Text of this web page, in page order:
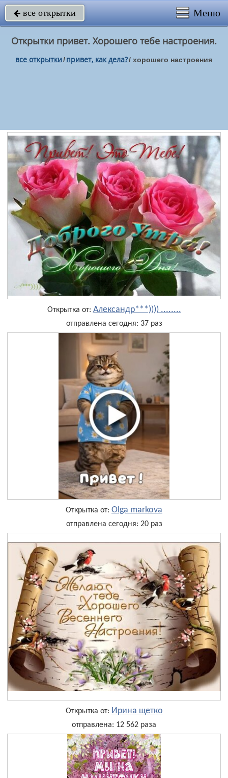
 все открытки Меню
Открытки привет. Хорошего тебе настроения.
все открытки/ привет, как дела?/ хорошего настроения
Открытка от: Александр***)))) ........
отправлена сегодня: 37 раз
Открытка от: Olga markova
отправлена сегодня: 20 раз
Открытка от: Ирина щетко
отправлена: 12 562 раза